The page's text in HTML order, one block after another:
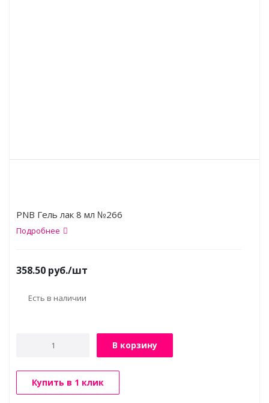
PNB Гель лак 8 мл №266
Подробнее
358.50 руб./шт
Есть в наличии
В корзину
Купить в 1 клик